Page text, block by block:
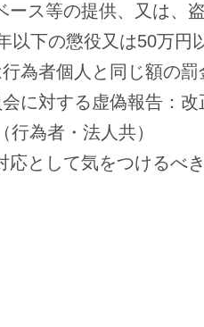
ース等の提供、又は、
下の懲役又は50万円
為者個人と同じ額の
に対する虚偽報告：
為者・法人共）
として気をつけるべ